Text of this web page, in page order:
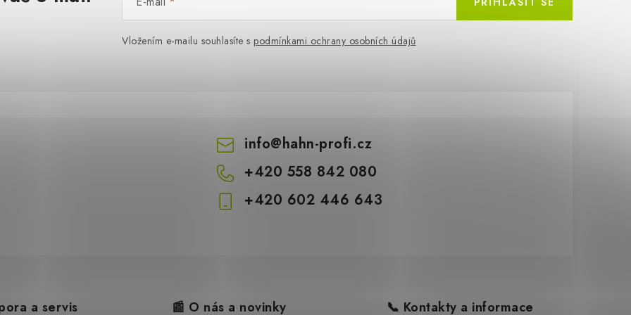
Vložením e-mailu souhlasíte s podmínkami ochrany osobních údajů
info@hahn-profi.cz
+420 558 842 080
+420 602 446 643
a servis 📰 O nás a novinky 📞 Kontakty a informace